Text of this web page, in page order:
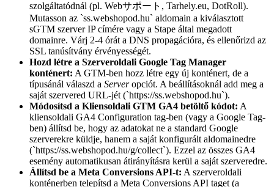
szolgáltatódnál (pl. Webサポート, Tarhely.eu, DotRoll).
Mutasson az `ss.webshopod.hu` aldomain a kiválasztott
sGTM szerver IP címére vagy a Stape által megadott
domainre. Várj 2-4 órát a DNS propagációra, és ellenőrizd az
SSL tanúsítvány érvényességét.
Hozd létre a Szerveroldali Google Tag Manager
konténert: A GTM-ben hozz létre egy új konténert, de a
típusánál válaszd a Serveropciót. A beállításoknál add meg a
saját szervered URL-jét (`https://ss.webshopod.hu`).
Módosítsd a Kliensoldali GTM GA4 betöltő kódot: A
kliensoldali GA4 Configuration tag-ben (vagy a Google Tag-
ben) állítsd be, hogy az adatokat ne a standard Google
szerverekre küldje, hanem a saját konfigurált aldomainedre
(`https://ss.webshopod.hu/g/collect`). Ezzel az összes GA4
esemény automatikusan átirányításra kerül a saját szerveredre.
Állítsd be a Meta Conversions API-t: A szerveroldali
konténerben telepítsd a Meta Conversions API taget (a